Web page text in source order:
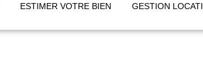
ESTIMER VOTRE BIEN GESTION